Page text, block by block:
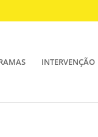
INTERVENÇÃO